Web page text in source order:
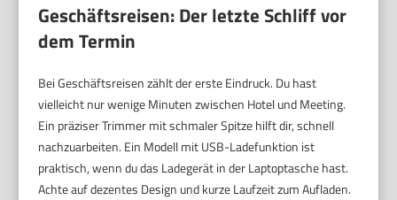
Geschäftsreisen: Der letzte Schliff vor
dem Termin
Bei Geschäftsreisen zählt der erste Eindruck. Du hast
vielleicht nur wenige Minuten zwischen Hotel und Meeting.
Ein präziser Trimmer mit schmaler Spitze hilft dir, schnell
nachzuarbeiten. Ein Modell mit USB-Ladefunktion ist
praktisch, wenn du das Ladegerät in der Laptoptasche hast.
Achte auf dezentes Design und kurze Laufzeit zum Aufladen.